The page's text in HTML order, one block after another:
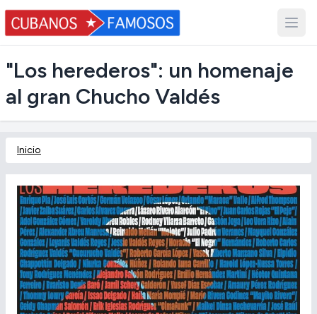
"Los herederos": un homenaje
al gran Chucho Valdés
Inicio